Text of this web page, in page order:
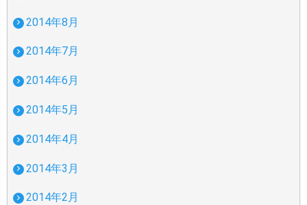
2014年8月
2014年7月
2014年6月
2014年5月
2014年4月
2014年3月
2014年2月